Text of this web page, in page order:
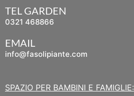
TEL GARDEN
0321 468866
EMAIL
info@fasolipiante.com
SPAZIO PER BAMBINI E FAMIGLIE: